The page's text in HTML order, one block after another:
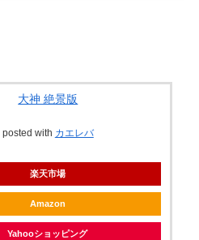
大神 絶景版
posted with カエレバ
楽天市場
Amazon
Yahooショッピング